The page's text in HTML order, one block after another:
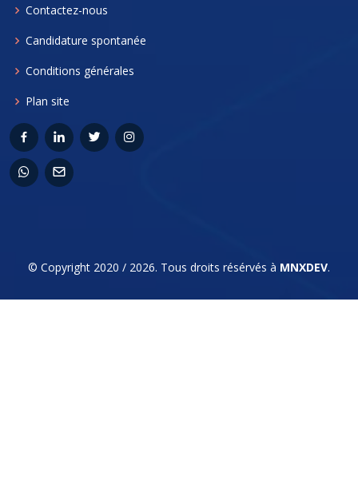
Contactez-nous
Candidature spontanée
Conditions générales
Plan site
© Copyright 2020 / 2026. Tous droits résérvés à MNXDEV.